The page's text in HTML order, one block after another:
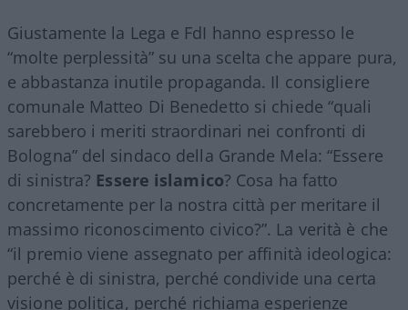
Giustamente la Lega e FdI hanno espresso le
“molte perplessità” su una scelta che appare pura,
e abbastanza inutile propaganda. Il consigliere
comunale Matteo Di Benedetto si chiede “quali
sarebbero i meriti straordinari nei confronti di
Bologna” del sindaco della Grande Mela: “Essere
di sinistra? Essere islamico? Cosa ha fatto
concretamente per la nostra città per meritare il
massimo riconoscimento civico?”. La verità è che
“il premio viene assegnato per affinità ideologica:
perché è di sinistra, perché condivide una certa
visione politica, perché richiama esperienze